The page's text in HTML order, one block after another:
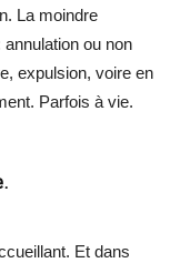
La moindre
ou non
expulsion, voire en
Parfois à vie.
Et dans